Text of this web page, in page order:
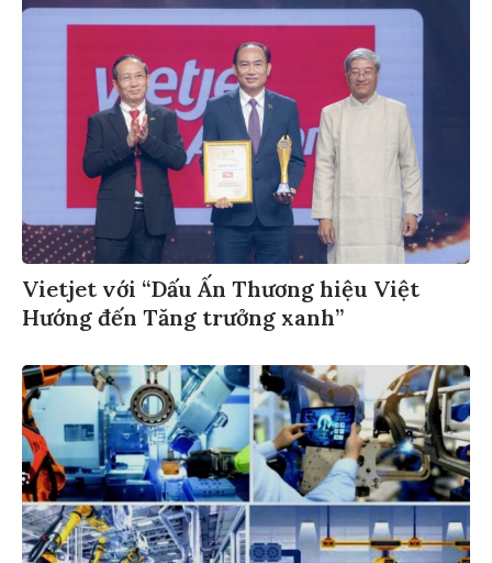
Vietjet với “Dấu Ấn Thương hiệu Việt
Hướng đến Tăng trưởng xanh”